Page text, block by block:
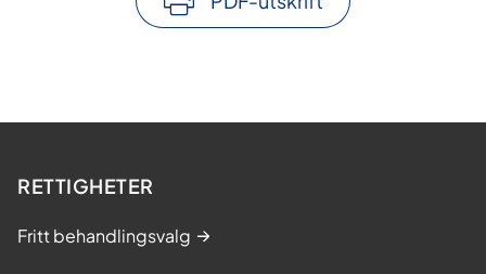
RETTIGHETER
Fritt behandlingsvalg